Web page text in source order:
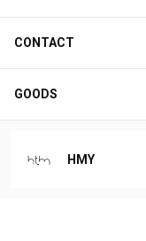
CONTACT
GOODS
HMY